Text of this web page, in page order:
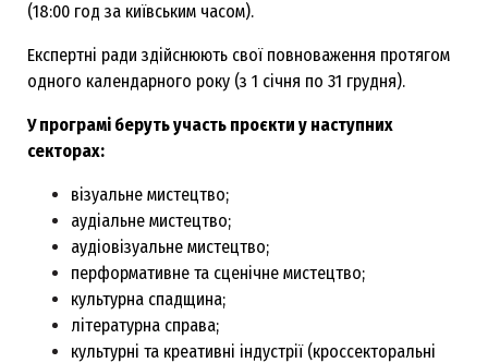
(18:00 год за київським часом).
Експертні ради здійснюють свої повноваження протягом
одного календарного року (з 1 січня по 31 грудня).
У програмі беруть участь проєкти у наступних
секторах:
візуальне мистецтво;
аудіальне мистецтво;
аудіовізуальне мистецтво;
перформативне та сценічне мистецтво;
культурна спадщина;
літературна справа;
культурні та креативні індустрії (кроссекторальні